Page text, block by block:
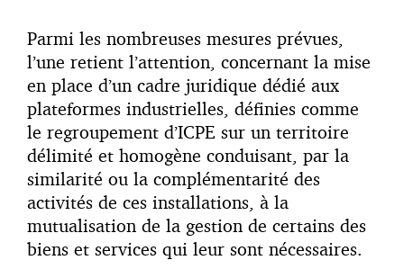
Parmi les nombreuses mesures prévues,
l’une retient l’attention, concernant la mise
en place d’un cadre juridique dédié aux
plateformes industrielles, définies comme
le regroupement d’ICPE sur un territoire
délimité et homogène conduisant, par la
similarité ou la complémentarité des
activités de ces installations, à la
mutualisation de la gestion de certains des
biens et services qui leur sont nécessaires.